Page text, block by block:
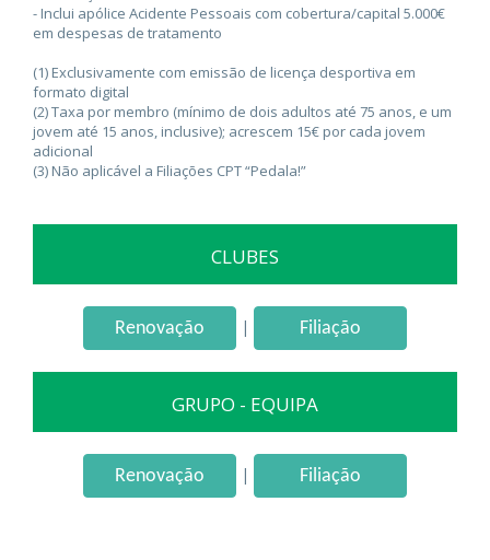
- Inclui apólice Acidente Pessoais com cobertura/capital 5.000€
em despesas de tratamento
(1) Exclusivamente com emissão de licença desportiva em
formato digital
(2) Taxa por membro (mínimo de dois adultos até 75 anos, e um
jovem até 15 anos, inclusive); acrescem 15€ por cada jovem
adicional
(3) Não aplicável a Filiações CPT “Pedala!”
CLUBES
Renovação | Filiação
GRUPO - EQUIPA
Renovação | Filiação